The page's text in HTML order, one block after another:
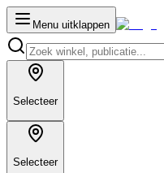
Menu uitklappen
Selecteer
Selecteer